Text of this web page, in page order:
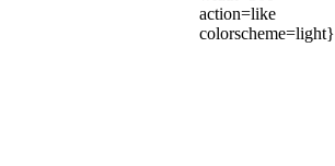
action=like
colorscheme=light}